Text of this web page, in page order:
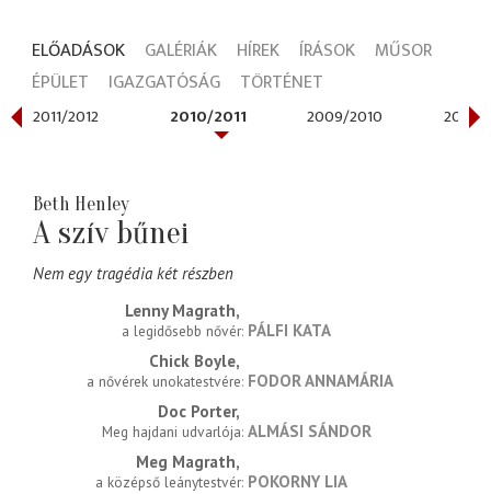
ELŐADÁSOK GALÉRIÁK HÍREK ÍRÁSOK
MŰSOR
ÉPÜLET
IGAZGATÓSÁG TÖRTÉNET
2011/2012 2010/2011 2009/2010 2008/
Beth Henley
A szív bűnei
Nem egy tragédia két részben
Lenny Magrath
a legidősebb nővér PÁLFI KATA
Chick Boyle
a nővérek unokatestvére FODOR ANNAMÁRIA
Doc Porter
Meg hajdani udvarlója ALMÁSI SÁNDOR
Meg Magrath
a középső leánytestvér POKORNY LIA